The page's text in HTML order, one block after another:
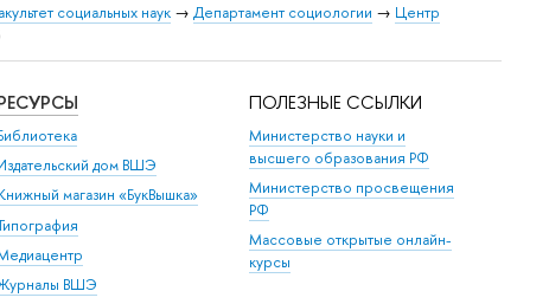
социальных наук → Департамент социологии → Центр
дом ВШЭ
магазин «БукВышка»
ВШЭ
ПОЛЕЗНЫЕ ССЫЛКИ
Министерство науки и
высшего образования РФ
Министерство просвещения
РФ
Массовые открытые онлайн-
курсы